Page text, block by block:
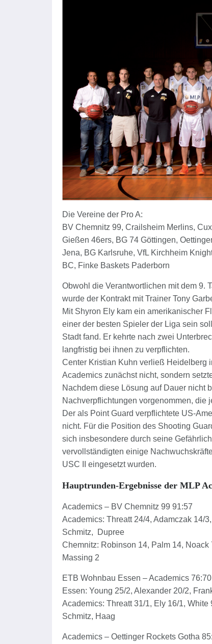
Die Vereine der Pro A:
BV Chemnitz 99, Crailsheim Merlins,
Gießen 46ers, BG 74 Göttingen,
Jena, BG Karlsruhe, VfL Kirchheim
BC, Finke Baskets Paderborn
Obwohl die Verantwortlichen mit dem 9.
wurde der Kontrakt mit Trainer Tony
Mit Shyron Ely kam ein amerikanischer
einer der besten Spieler der Liga sein
Stadt fand. Er kehrte nach zwei
langfristig bei ihnen zu verpflichten.
Center Kristian Kuhn verließ Heidelberg
Academics zunächst nicht, sondern
Nachdem diese Lösung auf Dauer nicht
Nachverpflichtungen vorgenommen, die
Der als Point Guard verpflichtete US-
nicht. Für die Position des Shooting
sich insbesondere durch seine
vervollständigten einige
USC II eingesetzt wurden.
Hauptrunden-Ergebnisse der MLP
Academics – BV Chemnitz 99 91:57
Academics: Threatt 24/4, Adamczak 14/
Schmitz, Dupree
Chemnitz: Robinson 14, Palm 14,
Massing 2
ETB Wohnbau Essen – Academics 76:70
Essen: Young 25/2, Alexander 20/2,
Academics: Threatt 31/1, Ely 16/1,
Schmitz, Haag
Academics – Oettinger Rockets Gotha